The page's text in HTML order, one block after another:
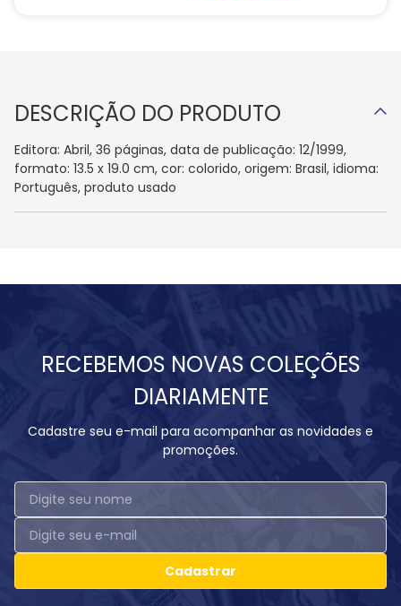
DESCRIÇÃO DO PRODUTO
Editora: Abril, 36 páginas, data de publicação: 12/1999,
formato: 13.5 x 19.0 cm, cor: colorido, origem: Brasil, idioma:
Português, produto usado
RECEBEMOS NOVAS COLEÇÕES
DIARIAMENTE
Cadastre seu e-mail para acompanhar as novidades e
promoções.
Cadastrar